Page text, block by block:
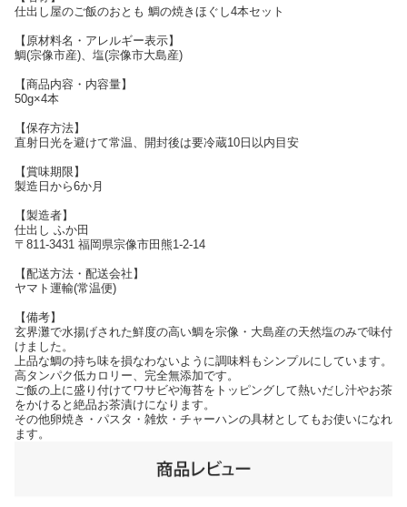
仕出し屋のご飯のおとも 鯛の焼きほぐし4本セット
【原材料名・アレルギー表示】
鯛(宗像市産)、塩(宗像市大島産)
【商品内容・内容量】
50g×4本
【保存方法】
直射日光を避けて常温、開封後は要冷蔵10日以内目安
【賞味期限】
製造日から6か月
【製造者】
仕出し ふか田
〒811-3431 福岡県宗像市田熊1-2-14
【配送方法・配送会社】
ヤマト運輸(常温便)
【備考】
玄界灘で水揚げされた鮮度の高い鯛を宗像・大島産の天然塩のみで味付
けました。
上品な鯛の持ち味を損なわないように調味料もシンプルにしています。
高タンパク低カロリー、完全無添加です。
ご飯の上に盛り付けてワサビや海苔をトッピングして熱いだし汁やお茶
をかけると絶品お茶漬けになります。
その他卵焼き・パスタ・雑炊・チャーハンの具材としてもお使いになれ
ます。